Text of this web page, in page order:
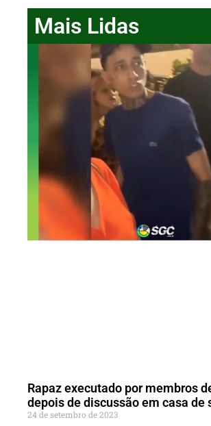
Mais Lidas
Rapaz executado por membros
depois de discussão em casa de
24 de setembro de 2023